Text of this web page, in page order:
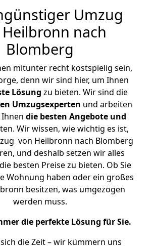
Umzug
nach
Blomberg
mitunter recht kostspielig sein,
denn wir sind hier, um Ihnen
Lösung zu bieten. Wir sind die
Umzugsexperten und arbeiten
die besten Angebote und
Wir wissen, wie wichtig es ist,
von Heilbronn nach Blomberg
und deshalb setzen wir alles
besten Preise zu bieten. Ob Sie
Wohnung haben oder ein großes
besitzen, was umgezogen
werden muss.
die perfekte Lösung für Sie.
die Zeit – wir kümmern uns